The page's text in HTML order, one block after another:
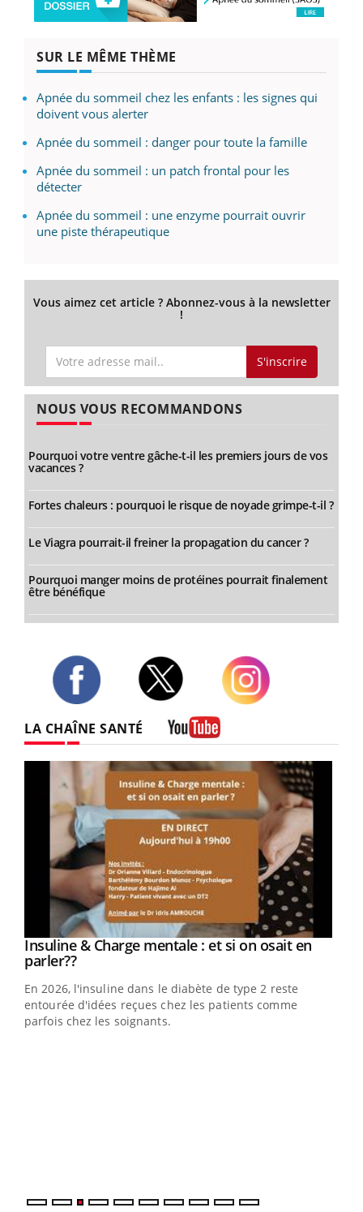
SUR LE MÊME THÈME
Apnée du sommeil chez les enfants : les signes qui
doivent vous alerter
Apnée du sommeil : danger pour toute la famille
Apnée du sommeil : un patch frontal pour les
détecter
Apnée du sommeil : une enzyme pourrait ouvrir
une piste thérapeutique
Vous aimez cet article ? Abonnez-vous à la newsletter
!
S'inscrire
NOUS VOUS RECOMMANDONS
Pourquoi votre ventre gâche-t-il les premiers jours de vos
vacances ?
Fortes chaleurs : pourquoi le risque de noyade grimpe-t-il ?
Le Viagra pourrait-il freiner la propagation du cancer ?
Pourquoi manger moins de protéines pourrait finalement
être bénéfique
LA CHAÎNE SANTÉ
Youtube
Insuline & Charge mentale : et si on osait en
parler??Youtube
En 2026, l'insuline dans le diabète de type 2 reste
entourée d'idées reçues chez les patients comme
parfois chez les soignants.